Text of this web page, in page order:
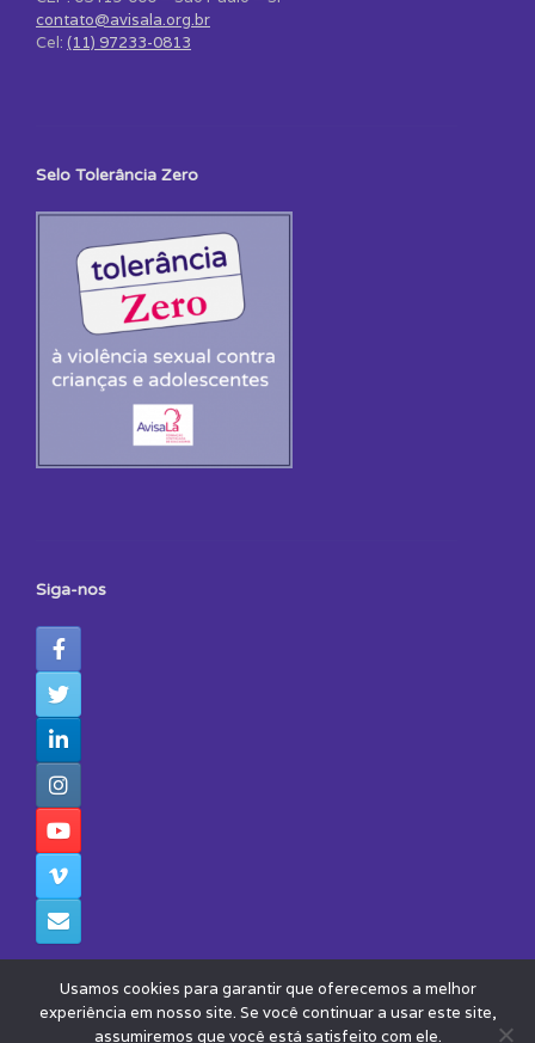
contato@avisala.org.br
Cel: (11) 97233-0813
Selo Tolerância Zero
Siga-nos
Usamos cookies para garantir que oferecemos a melhor
experiência em nosso site. Se você continuar a usar este site,
assumiremos que você está satisfeito com ele.